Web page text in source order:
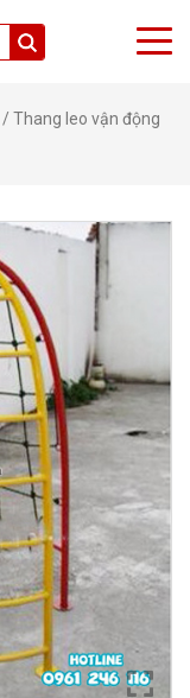
/ Thang leo vận động